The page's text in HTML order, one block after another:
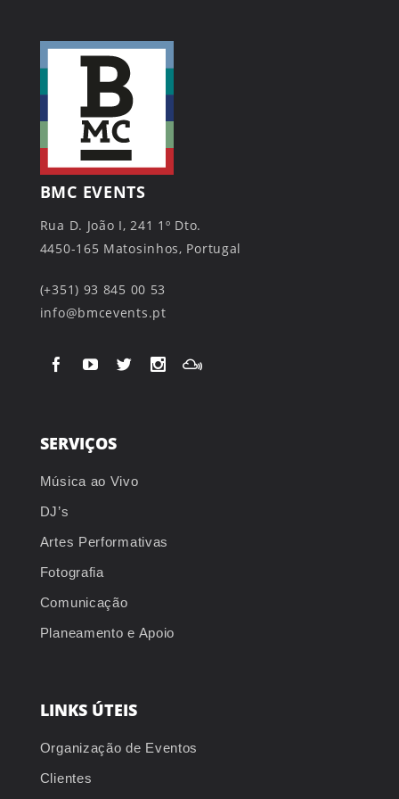
BMC EVENTS
Rua D. João I, 241 1º Dto.
4450-165 Matosinhos, Portugal
(+351) 93 845 00 53
info@bmcevents.pt
SERVIÇOS
Música ao Vivo
DJ’s
Artes Performativas
Fotografia
Comunicação
Planeamento e Apoio
LINKS ÚTEIS
Organização de Eventos
Clientes